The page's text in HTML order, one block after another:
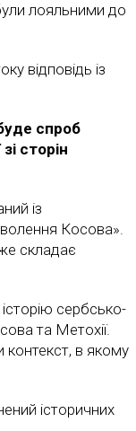
лояльними до
відповідь із
спроб
сторін
із
Косова».
складає
сербсько-
та Метохії.
в якому
історичних